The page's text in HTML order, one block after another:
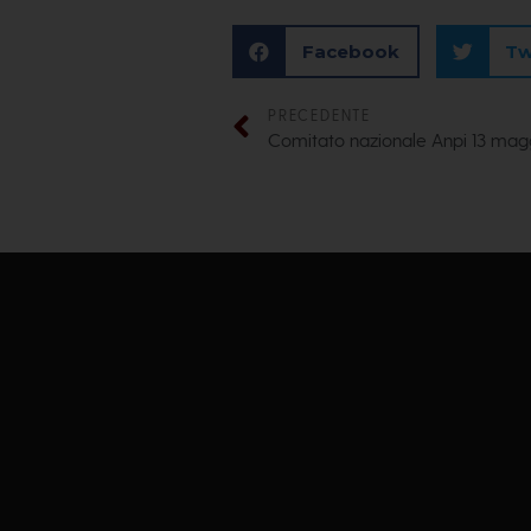
Facebook
PRECEDENTE
Comitato nazionale Anpi 13